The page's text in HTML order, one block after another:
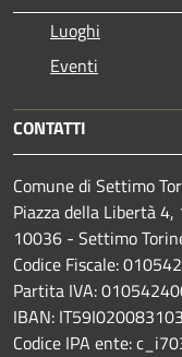
Luoghi
Eventi
CONTATTI
Comune di Settimo
Piazza della Libertà
10036 - Settimo
Codice Fiscale:
Partita IVA:
IBAN:
Codice IPA ente: